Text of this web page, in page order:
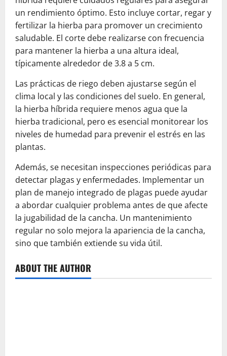
un rendimiento óptimo. Esto incluye cortar, regar y
fertilizar la hierba para promover un crecimiento
saludable. El corte debe realizarse con frecuencia
para mantener la hierba a una altura ideal,
típicamente alrededor de 3.8 a 5 cm.
Las prácticas de riego deben ajustarse según el
clima local y las condiciones del suelo. En general,
la hierba híbrida requiere menos agua que la
hierba tradicional, pero es esencial monitorear los
niveles de humedad para prevenir el estrés en las
plantas.
Además, se necesitan inspecciones periódicas para
detectar plagas y enfermedades. Implementar un
plan de manejo integrado de plagas puede ayudar
a abordar cualquier problema antes de que afecte
la jugabilidad de la cancha. Un mantenimiento
regular no solo mejora la apariencia de la cancha,
sino que también extiende su vida útil.
ABOUT THE AUTHOR